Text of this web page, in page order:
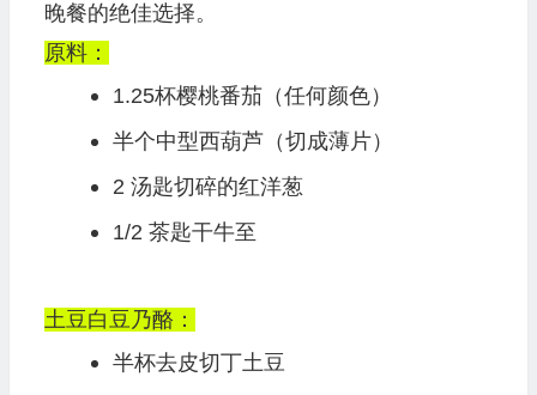
晚餐的绝佳选择。
原料：
1.25杯樱桃番茄（任何颜色）
半个中型西葫芦（切成薄片）
2 汤匙切碎的红洋葱
1/2 茶匙干牛至
土豆白豆乃酪：
半杯去皮切丁土豆